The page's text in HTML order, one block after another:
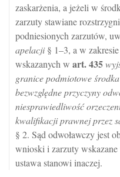
zaskarżenia, a jeżeli w
zarzuty stawiane
podniesionych zarzutów,
apelacji§ 1–3, a w
wskazanych w art.435
granice podmiotowe
bezwzględne przyczyny
niesprawiedliwość
kwalifikacji prawnej przez
§ 2. Sąd odwoławczy jest
wnioski i zarzuty
ustawa stanowi inaczej.